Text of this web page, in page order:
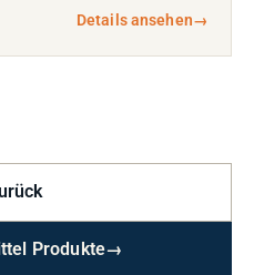
Details ansehen→
Produkte→